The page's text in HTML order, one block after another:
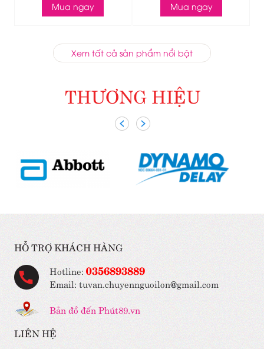
Mua ngay Mua ngay
Xem tất cả sản phẩm nổi bật
THƯƠNG HIỆU
HỖ TRỢ KHÁCH HÀNG
Hotline: 0356893889
Email: tuvan.chuyennguoilon@gmail.com
Bản đồ đến Phút89.vn
LIÊN HỆ